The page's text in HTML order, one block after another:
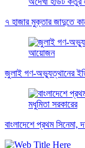
৭ হাজার মুক্তার জাদুতে
জুলাই গণ-অভ্যুত্থানের
বাংলাদেশে প্রথম সিনেমা,